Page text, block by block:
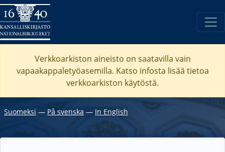
Verkkoarkiston aineisto on saatavilla vain
vapaakappaletyöasemilla. Katso infosta lisää tietoa
verkkoarkiston käytöstä.
Suomeksi ― På svenska ― In English